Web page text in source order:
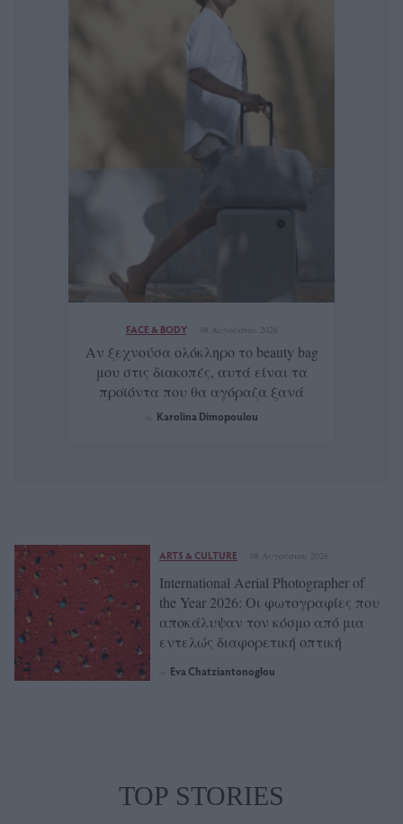
FACE & BODY 08 Αυγούστου 2026
Αν ξεχνούσα ολόκληρο το beauty bag
μου στις διακοπές, αυτά είναι τα
προϊόντα που θα αγόραζα ξανά
Karolina Dimopoulou
ARTS & CULTURE 08 Αυγούστου 2026
International Aerial Photographer of
the Year 2026: Οι φωτογραφίες που
αποκάλυψαν τον κόσμο από μια
εντελώς διαφορετική οπτική
Eva Chatziantonoglou
TOP STORIES